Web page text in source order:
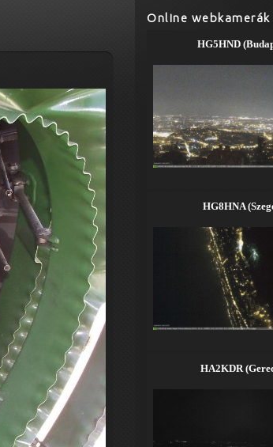
Online webkamerák